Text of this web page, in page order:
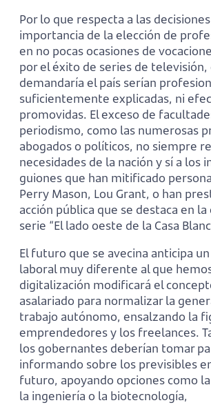
Por lo que respecta a las
importancia de la elección de
en no pocas ocasiones de
por el éxito de series de televisión,
demandaría el país serían
suficientemente explicadas, ni
promovidas. El exceso de
periodismo, como las numerosas
abogados o políticos, no siempre
necesidades de la nación y sí a los
guiones que han mitificado
Perry Mason, Lou Grant, o han
acción pública que se destaca en
serie “El lado oeste de la Casa
El futuro que se avecina anticipa
laboral muy diferente al que
digitalización modificará el
asalariado para normalizar la
trabajo autónomo, ensalzando la
emprendedores y los freelances.
los gobernantes deberían tomar
informando sobre los previsibles
futuro, apoyando opciones como
la ingeniería o la biotecnología,